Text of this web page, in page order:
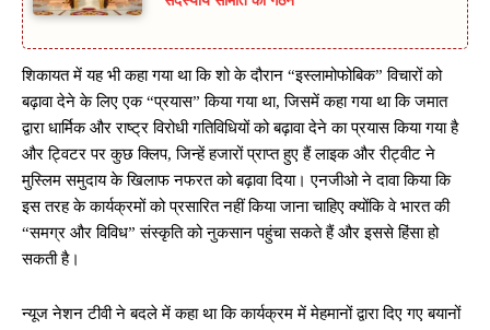
शिकायत में यह भी कहा गया था कि शो के दौरान “इस्लामोफोबिक” विचारों को
बढ़ावा देने के लिए एक “प्रयास” किया गया था, जिसमें कहा गया था कि जमात
द्वारा धार्मिक और राष्ट्र विरोधी गतिविधियों को बढ़ावा देने का प्रयास किया गया है
और ट्विटर पर कुछ क्लिप, जिन्हें हजारों प्राप्त हुए हैं लाइक और रीट्वीट ने
मुस्लिम समुदाय के खिलाफ नफरत को बढ़ावा दिया। एनजीओ ने दावा किया कि
इस तरह के कार्यक्रमों को प्रसारित नहीं किया जाना चाहिए क्योंकि वे भारत की
“समग्र और विविध” संस्कृति को नुकसान पहुंचा सकते हैं और इससे हिंसा हो
सकती है।
न्यूज नेशन टीवी ने बदले में कहा था कि कार्यक्रम में मेहमानों द्वारा दिए गए बयानों